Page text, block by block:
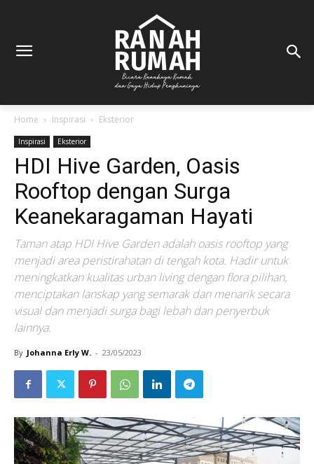
Home Inspirasi Eksterior
Inspirasi Eksterior
HDI Hive Garden, Oasis
Rooftop dengan Surga
Keanekaragaman Hayati
Taman atap HDI Hive Garden adalah oasis rooftop yang
menjadi area peristirahatan di tengah kota. Hadir untuk
meningkatkan kualitas urban living dengan flora pilihan,
menciptakan lanskap yang semarak dan menarik secara
visual dan menjadi surga bagi lebah dan penyerbuk
lainnya.
By Johanna Erly W. - 23/05/2023